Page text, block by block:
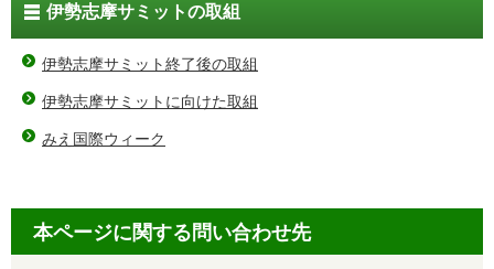
伊勢志摩サミットの取組
伊勢志摩サミット終了後の取組
伊勢志摩サミットに向けた取組
みえ国際ウィーク
本ページに関する問い合わせ先